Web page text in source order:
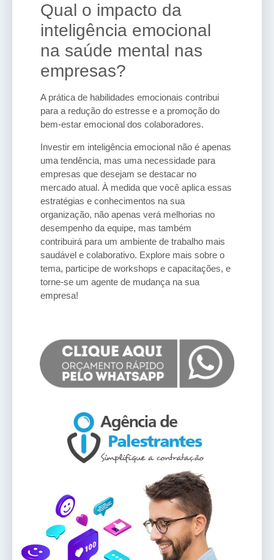
Qual o impacto da
inteligência emocional
na saúde mental nas
empresas?
A prática de habilidades emocionais contribui
para a redução do estresse e a promoção do
bem-estar emocional dos colaboradores.
Investir em inteligência emocional não é apenas
uma tendência, mas uma necessidade para
empresas que desejam se destacar no
mercado atual. À medida que você aplica essas
estratégias e conhecimentos na sua
organização, não apenas verá melhorias no
desempenho da equipe, mas também
contribuirá para um ambiente de trabalho mais
saudável e colaborativo. Explore mais sobre o
tema, participe de workshops e capacitações, e
torne-se um agente de mudança na sua
empresa!